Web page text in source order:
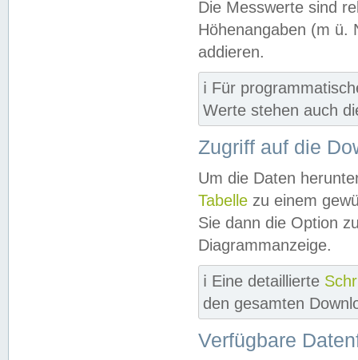
Die Messwerte sind
Höhenangaben (m ü.
addieren.
ℹ️ Für
Werte stehen auch
Zugriff auf die
Um die Daten
Tabelle zu einem
Sie dann die Option
Diagrammanzeige.
ℹ️ Eine detaillierte
den gesamten
Verfügbare